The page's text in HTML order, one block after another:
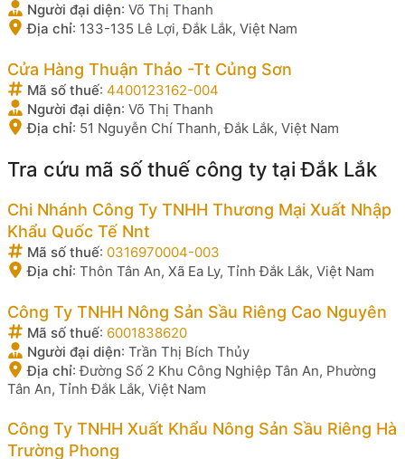
Người đại diện: Võ Thị Thanh
Địa chỉ: 133-135 Lê Lợi, Đắk Lắk, Việt Nam
Cửa Hàng Thuận Thảo -Tt Củng Sơn
Mã số thuế: 4400123162-004
Người đại diện: Võ Thị Thanh
Địa chỉ: 51 Nguyễn Chí Thanh, Đắk Lắk, Việt Nam
Tra cứu mã số thuế công ty tại Đắk Lắk
Chi Nhánh Công Ty TNHH Thương Mại Xuất Nhập
Khẩu Quốc Tế Nnt
Mã số thuế: 0316970004-003
Địa chỉ: Thôn Tân An, Xã Ea Ly, Tỉnh Đắk Lắk, Việt Nam
Công Ty TNHH Nông Sản Sầu Riêng Cao Nguyên
Mã số thuế: 6001838620
Người đại diện: Trần Thị Bích Thủy
Địa chỉ:Đường Số 2 Khu Công Nghiệp Tân An, Phường
Tân An, Tỉnh Đắk Lắk, Việt Nam
Công Ty TNHH Xuất Khẩu Nông Sản Sầu Riêng Hà
Trường Phong